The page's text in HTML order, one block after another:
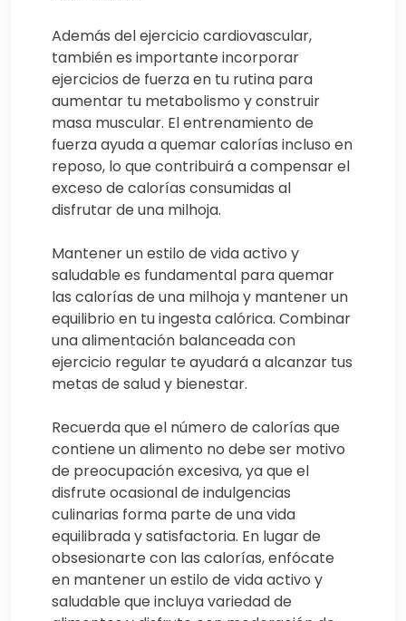
Además del ejercicio cardiovascular,
también es importante incorporar
ejercicios de fuerza en tu rutina para
aumentar tu metabolismo y construir
masa muscular. El entrenamiento de
fuerza ayuda a quemar calorías incluso en
reposo, lo que contribuirá a compensar el
exceso de calorías consumidas al
disfrutar de una milhoja.
Mantener un estilo de vida activo y
saludable es fundamental para quemar
las calorías de una milhoja y mantener un
equilibrio en tu ingesta calórica. Combinar
una alimentación balanceada con
ejercicio regular te ayudará a alcanzar tus
metas de salud y bienestar.
Recuerda que el número de calorías que
contiene un alimento no debe ser motivo
de preocupación excesiva, ya que el
disfrute ocasional de indulgencias
culinarias forma parte de una vida
equilibrada y satisfactoria. En lugar de
obsesionarte con las calorías, enfócate
en mantener un estilo de vida activo y
saludable que incluya variedad de